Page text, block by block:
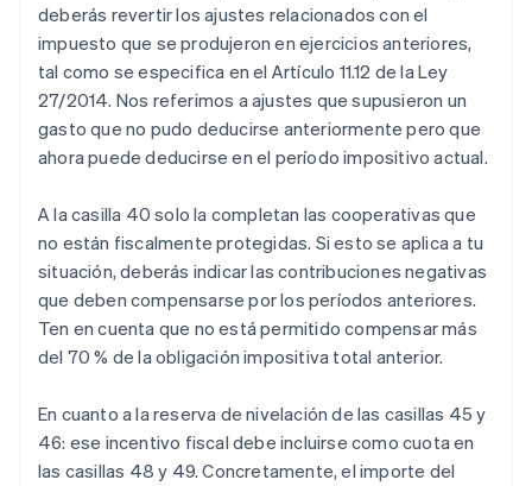
deberás revertir los ajustes relacionados con el
impuesto que se produjeron en ejercicios anteriores,
tal como se especifica en el Artículo 11.12 de la Ley
27/2014. Nos referimos a ajustes que supusieron un
gasto que no pudo deducirse anteriormente pero que
ahora puede deducirse en el período impositivo actual.
A la casilla 40 solo la completan las cooperativas que
no están fiscalmente protegidas. Si esto se aplica a tu
situación, deberás indicar las contribuciones negativas
que deben compensarse por los períodos anteriores.
Ten en cuenta que no está permitido compensar más
del 70 % de la obligación impositiva total anterior.
En cuanto a la reserva de nivelación de las casillas 45 y
46: ese incentivo fiscal debe incluirse como cuota en
las casillas 48 y 49. Concretamente, el importe del